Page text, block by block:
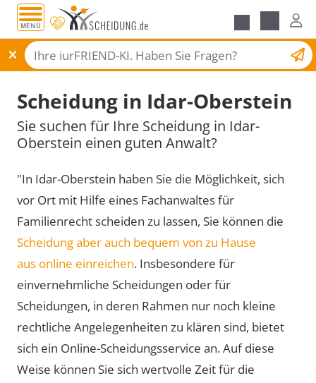
MENÜ
Scheidungsantrag
Scheidung in Idar-Oberstein
Sie suchen für Ihre Scheidung in Idar-
Oberstein einen guten Anwalt?
"In Idar-Oberstein haben Sie die Möglichkeit, sich
vor Ort mit Hilfe eines Fachanwaltes für
Familienrecht scheiden zu lassen, Sie können die
Scheidung aber auch bequem von zu Hause
aus online einreichen. Insbesondere für
einvernehmliche Scheidungen oder für
Scheidungen, in deren Rahmen nur noch kleine
rechtliche Angelegenheiten zu klären sind, bietet
sich ein Online-Scheidungsservice an. Auf diese
Weise können Sie sich wertvolle Zeit für die